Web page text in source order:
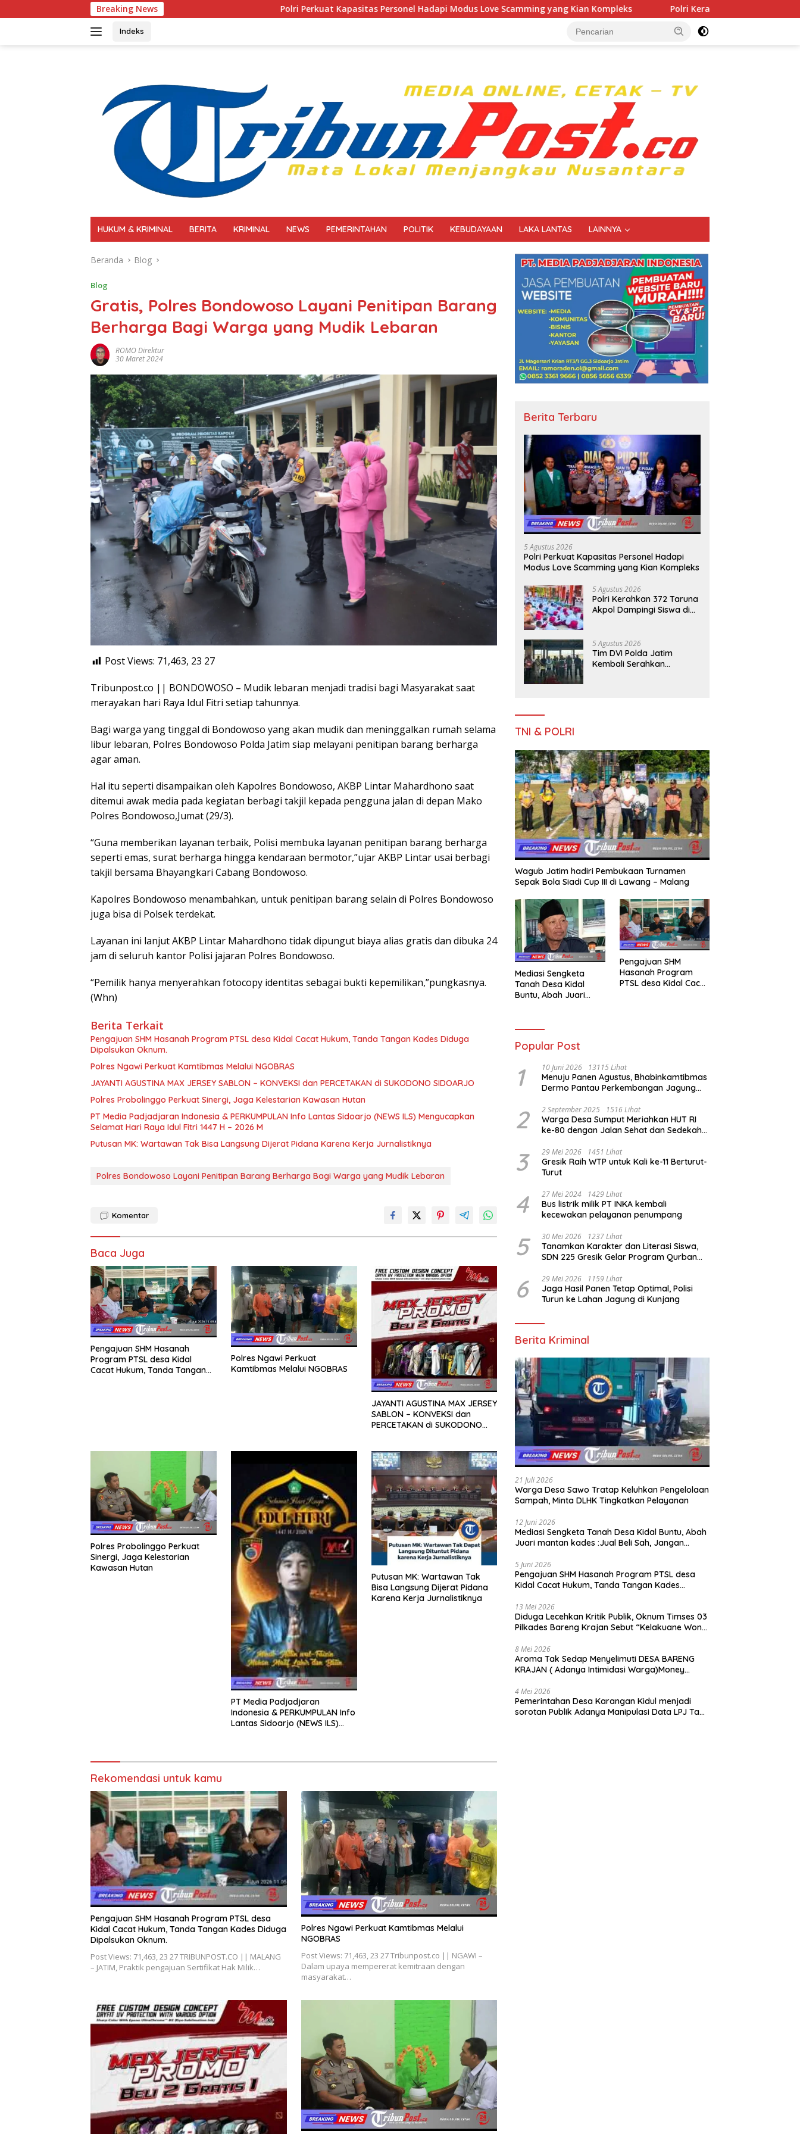
ke
Breaking News Polri Perkuat Kapasitas Personel Hadapi Modus Love Scamming yang Kian Kompleks Polri Kerahkan 372 Taruna Akpol Dampingi Siswa di 73
Indeks
HUKUM & KRIMINAL BERITA KRIMINAL NEWS PEMERINTAHAN POLITIK KEBUDAYAAN LAKA LANTAS LAINNYA
Beranda Blog
Blog
Gratis, Polres Bondowoso Layani Penitipan Barang
Berharga Bagi Warga yang Mudik Lebaran
ROMO Direktur
30 Maret 2024
Post Views: 71,463, 23 27
Tribunpost.co || BONDOWOSO – Mudik lebaran menjadi tradisi bagi Masyarakat saat
merayakan hari Raya Idul Fitri setiap tahunnya.
Bagi warga yang tinggal di Bondowoso yang akan mudik dan meninggalkan rumah selama
libur lebaran, Polres Bondowoso Polda Jatim siap melayani penitipan barang berharga
agar aman.
Hal itu seperti disampaikan oleh Kapolres Bondowoso, AKBP Lintar Mahardhono saat
ditemui awak media pada kegiatan berbagi takjil kepada pengguna jalan di depan Mako
Polres Bondowoso,Jumat (29/3).
“Guna memberikan layanan terbaik, Polisi membuka layanan penitipan barang berharga
seperti emas, surat berharga hingga kendaraan bermotor,”ujar AKBP Lintar usai berbagi
takjil bersama Bhayangkari Cabang Bondowoso.
Kapolres Bondowoso menambahkan, untuk penitipan barang selain di Polres Bondowoso
juga bisa di Polsek terdekat.
Layanan ini lanjut AKBP Lintar Mahardhono tidak dipungut biaya alias gratis dan dibuka 24
jam di seluruh kantor Polisi jajaran Polres Bondowoso.
“Pemilik hanya menyerahkan fotocopy identitas sebagai bukti kepemilikan,”pungkasnya.
(Whn)
Berita Terkait
Pengajuan SHM Hasanah Program PTSL desa Kidal Cacat Hukum, Tanda Tangan Kades Diduga
Dipalsukan Oknum.
Polres Ngawi Perkuat Kamtibmas Melalui NGOBRAS
JAYANTI AGUSTINA MAX JERSEY SABLON – KONVEKSI dan PERCETAKAN di SUKODONO SIDOARJO
Polres Probolinggo Perkuat Sinergi, Jaga Kelestarian Kawasan Hutan
PT Media Padjadjaran Indonesia & PERKUMPULAN Info Lantas Sidoarjo (NEWS ILS) Mengucapkan
Selamat Hari Raya Idul Fitri 1447 H – 2026 M
Putusan MK: Wartawan Tak Bisa Langsung Dijerat Pidana Karena Kerja Jurnalistiknya
Polres Bondowoso Layani Penitipan Barang Berharga Bagi Warga yang Mudik Lebaran
Komentar
Baca Juga
Pengajuan SHM Hasanah
Program PTSL desa Kidal
Cacat Hukum, Tanda Tangan
Polres Ngawi Perkuat
Kamtibmas Melalui NGOBRAS
JAYANTI AGUSTINA MAX JERSEY
SABLON – KONVEKSI dan
PERCETAKAN di SUKODONO
Polres Probolinggo Perkuat
Sinergi, Jaga Kelestarian
Kawasan Hutan
PT Media Padjadjaran
Indonesia & PERKUMPULAN Info
Lantas Sidoarjo (NEWS ILS)
Putusan MK: Wartawan Tak
Bisa Langsung Dijerat Pidana
Karena Kerja Jurnalistiknya
Rekomendasi untuk kamu
Pengajuan SHM Hasanah Program PTSL desa
Kidal Cacat Hukum, Tanda Tangan Kades Diduga
Dipalsukan Oknum.
Post Views: 71,463, 23 27 TRIBUNPOST.CO || MALANG
– JATIM, Praktik pengajuan Sertifikat Hak Milik…
Polres Ngawi Perkuat Kamtibmas Melalui
NGOBRAS
Post Views: 71,463, 23 27 Tribunpost.co || NGAWI –
Dalam upaya mempererat kemitraan dengan
masyarakat…
Berita Terbaru
5 Agustus 2026
Polri Perkuat Kapasitas Personel Hadapi
Modus Love Scamming yang Kian Kompleks
5 Agustus 2026
Polri Kerahkan 372 Taruna
Akpol Dampingi Siswa di
TNI
5 Agustus 2026
Tim DVI Polda Jatim
Kembali Serahkan
TNI & POLRI
Wagub Jatim hadiri Pembukaan Turnamen
Sepak Bola Siadi Cup III di Lawang – Malang
Mediasi Sengketa
Tanah Desa Kidal
Buntu, Abah Juari
Jadikan Kesalahan
Membatalkan Hak
Pengajuan SHM
Hasanah Program
PTSL desa Kidal Cacat
Popular Post
1 10 Juni 2026 13115 Lihat
Menuju Panen Agustus, Bhabinkamtibmas
Dermo Pantau Perkembangan Jagung
2 2 September 2025 1516 Lihat
Warga Desa Sumput Meriahkan HUT RI
ke-80 dengan Jalan Sehat dan Sedekah
3 29 Mei 2026 1451 Lihat
Gresik Raih WTP untuk Kali ke-11 Berturut-
Turut
4 27 Mei 2024 1429 Lihat
Bus listrik milik PT INKA kembali
kecewakan pelayanan penumpang
5 30 Mei 2026 1237 Lihat
Tanamkan Karakter dan Literasi Siswa,
SDN 225 Gresik Gelar Program Qurban
6 29 Mei 2026 1159 Lihat
Jaga Hasil Panen Tetap Optimal, Polisi
Turun ke Lahan Jagung di Kunjang
Berita Kriminal
21 Juli 2026
Warga Desa Sawo Tratap Keluhkan Pengelolaan
Sampah, Minta DLHK Tingkatkan Pelayanan
12 Juni 2026
Mediasi Sengketa Tanah Desa Kidal Buntu, Abah
Juari mantan kades :Jual Beli Sah, Jangan
Membatalkan Hak Warga.
5 Juni 2026
Pengajuan SHM Hasanah Program PTSL desa
Kidal Cacat Hukum, Tanda Tangan Kades
13 Mei 2026
Diduga Lecehkan Kritik Publik, Oknum Timses 03
Pilkades Bareng Krajan Sebut “Kelakuane Wong
8 Mei 2026
Aroma Tak Sedap Menyelimuti DESA BARENG
KRAJAN ( Adanya Intimidasi Warga)Money
4 Mei 2026
Pemerintahan Desa Karangan Kidul menjadi
sorotan Publik Adanya Manipulasi Data LPJ Ta